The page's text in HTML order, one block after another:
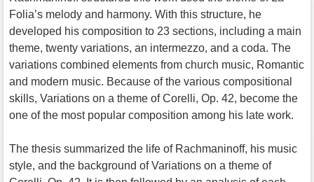
Folia’s melody and harmony. With this structure, he
developed his composition to 23 sections, including a main
theme, twenty variations, an intermezzo, and a coda. The
variations combined elements from church music, Romantic
and modern music. Because of the various compositional
skills, Variations on a theme of Corelli, Op. 42, become the
one of the most popular composition among his late work.
The thesis summarized the life of Rachmaninoff, his music
style, and the background of Variations on a theme of